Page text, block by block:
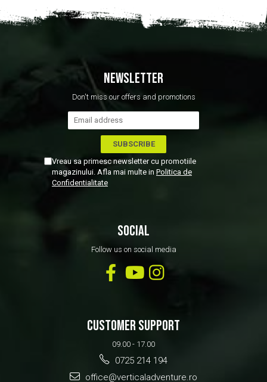
NEWSLETTER
Don't miss our offers and promotions
Vreau sa primesc newsletter cu promotiile
magazinului. Afla mai multe in Politica de
Confidentialitate
SOCIAL
Follow us on social media
CUSTOMER SUPPORT
09.00 - 17.00
0725 214 194
office@verticaladventure.ro